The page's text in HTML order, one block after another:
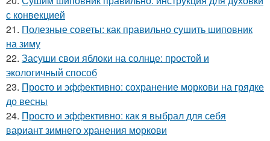
с конвекцией
21. Полезные советы: как правильно сушить шиповник
на зиму
22. Засуши свои яблоки на солнце: простой и
экологичный способ
23. Просто и эффективно: сохранение моркови на грядке
до весны
24. Просто и эффективно: как я выбрал для себя
вариант зимнего хранения моркови